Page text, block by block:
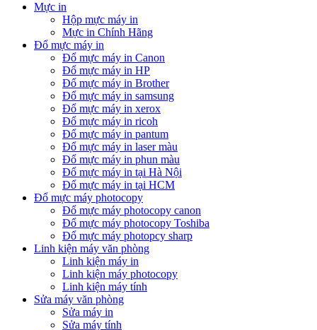
Mực in
Hộp mực máy in
Mực in Chính Hãng
Đổ mực máy in
Đổ mực máy in Canon
Đổ mực máy in HP
Đổ mực máy in Brother
Đổ mực máy in samsung
Đổ mực máy in xerox
Đổ mực máy in ricoh
Đổ mực máy in pantum
Đổ mực máy in laser màu
Đổ mực máy in phun màu
Đổ mực máy in tại Hà Nội
Đổ mực máy in tại HCM
Đổ mực máy photocopy
Đổ mực máy photocopy canon
Đổ mực máy photocopy Toshiba
Đổ mực máy photopcy sharp
Linh kiện máy văn phòng
Linh kiện máy in
Linh kiện máy photocopy
Linh kiện máy tính
Sửa máy văn phòng
Sửa máy in
Sửa máy tính